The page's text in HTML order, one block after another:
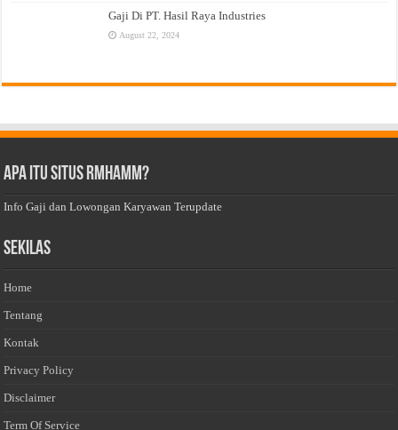
Gaji Di PT. Hasil Raya Industries
August 22, 2024
Apa Itu Situs Rmhamm?
Info Gaji dan Lowongan Karyawan Terupdate
Sekilas
Home
Tentang
Kontak
Privacy Policy
Disclaimer
Term Of Service